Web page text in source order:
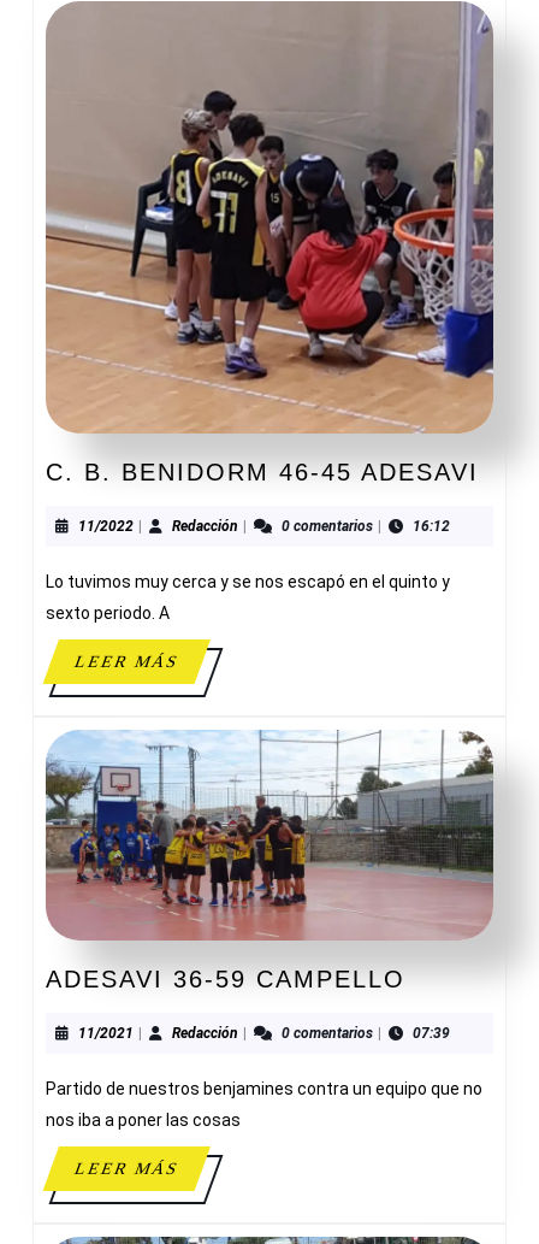
C. B. BENIDORM 46-45 ADESAVI
11/202211/2022
| Redacción Redacción
| 0 comentarios | 16:12
Lo tuvimos muy cerca y se nos escapó en el quinto y
sexto periodo. A
LEER MÁSLEER
MÁS
ADESAVI 36-59 CAMPELLO
59
11/2021 11/2021Redacción Redacción0 comentarios 07:39
Partido de nuestros benjamines contra un equipo que no
nos iba a poner las cosas
LEER MÁSLEER
MÁS